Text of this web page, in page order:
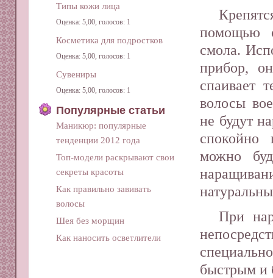
помощью
смола.
прибор,
спаивает
волосы
не будут
спокойно
можно
При
быстрым и
Типы кожи лица
Оценка: 5,00, голосов: 1
Косметика для подростков
Оценка: 5,00, голосов: 1
Сувениры
Оценка: 5,00, голосов: 1
Популярные статьи
Маникюр: популярные
тенденции 2012 года
Топ-модели раскрывают свои
секреты красоты
Как правильно завивать
волосы
Шея без морщин
Как наносить осветлители